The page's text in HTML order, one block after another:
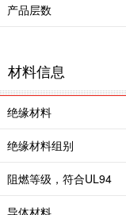
产品层数
材料信息
绝缘材料
绝缘材料组别
阻燃等级，符合UL94
导体材料